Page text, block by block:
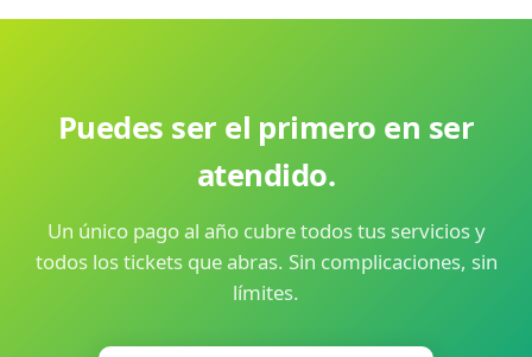
Puedes ser el primero en ser
atendido.
Un único pago al año cubre todos tus servicios y
todos los tickets que abras. Sin complicaciones, sin
límites.